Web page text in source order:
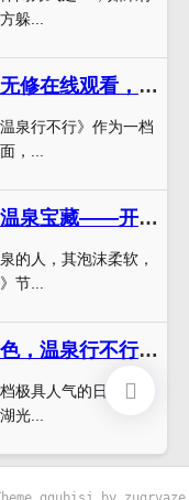
躲...
《温泉行不行》无修在线观看，揭秘日本最火人气温泉
泉行不行》作为一档
，...
探寻日本隐秘的温泉宝藏——开启《温泉行不行》之旅
的人，其泡沫柔软，
节...
一探秘境湖光山色，温泉行不行阿寒湖极致温泉探秘
极具人气的日本综艺
光...